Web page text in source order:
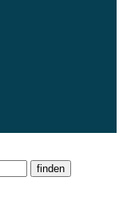
finden